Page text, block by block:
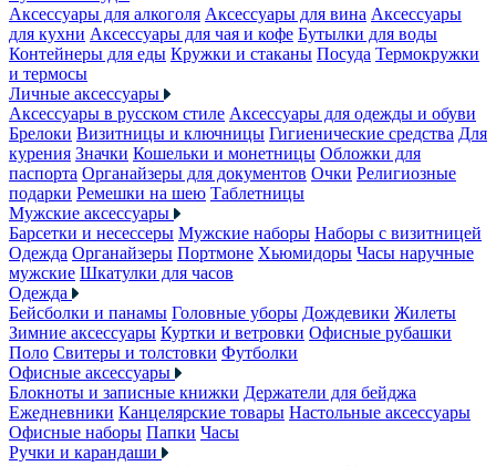
Аксессуары для алкоголя Аксессуары для вина Аксессуары
для кухни Аксессуары для чая и кофе Бутылки для воды
Контейнеры для еды Кружки и стаканы Посуда Термокружки
и термосы
Личные аксессуары
Аксессуары в русском стиле Аксессуары для одежды и обуви
Брелоки Визитницы и ключницы Гигиенические средства Для
курения Значки Кошельки и монетницы Обложки для
паспорта Органайзеры для документов Очки Религиозные
подарки Ремешки на шею Таблетницы
Мужские аксессуары
Барсетки и несессеры Мужские наборы Наборы с визитницей
Одежда Органайзеры Портмоне Хьюмидоры Часы наручные
мужские Шкатулки для часов
Одежда
Бейсболки и панамы Головные уборы Дождевики Жилеты
Зимние аксессуары Куртки и ветровки Офисные рубашки
Поло Свитеры и толстовки Футболки
Офисные аксессуары
Блокноты и записные книжки Держатели для бейджа
Ежедневники Канцелярские товары Настольные аксессуары
Офисные наборы Папки Часы
Ручки и карандаши